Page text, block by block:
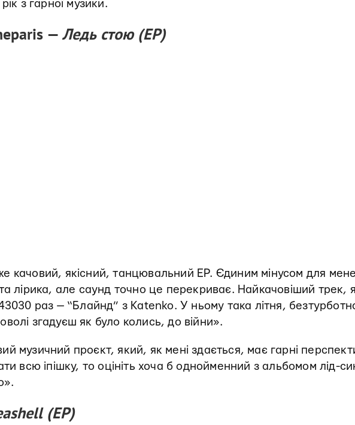
з гарної музики.
—Ледь стою (EP)
качовий, якісний, танцювальний EP. Єдиним мінусом для мене
лірика, але саунд точно це перекриває. Найкачовіший трек,
раз — “Блайнд” з Katenko. У ньому така літня,
згадуєш як було колись, до війни».
музичний проєкт, який, як мені здається, має гарні
всю іпішку, то оцініть хоча б однойменний з альбомом лід-
(EP)